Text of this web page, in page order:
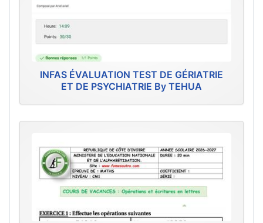
INFAS ÉVALUATION TEST DE GÉRIATRIE
ET DE PSYCHIATRIE By TEHUA